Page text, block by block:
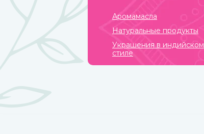
Аромамасла
Натуральные продукты
Украшения в индийском
стиле